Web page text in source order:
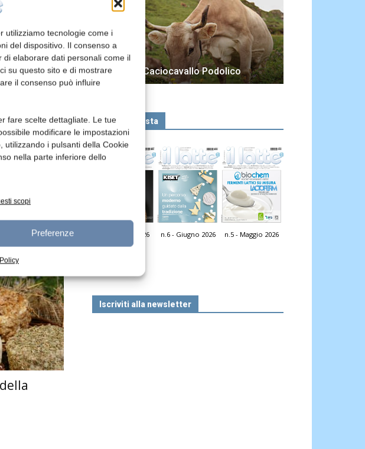
utilizziamo tecnologie come i
del dispositivo. Il consenso a
elaborare dati personali come il
su questo sito e di mostrare
il consenso può influire
fare scelte dettagliate. Le tue
modificare le impostazioni
utilizzando i pulsanti della Cookie
nella parte inferiore dello
scopi
Preferenze
Il Caciocavallo Podolico
a
Leggi la rivista
n.7 - Luglio 2026 n.6 - Giugno 2026 n.5 - Maggio 2026
Edicola Web
Iscriviti alla newsletter